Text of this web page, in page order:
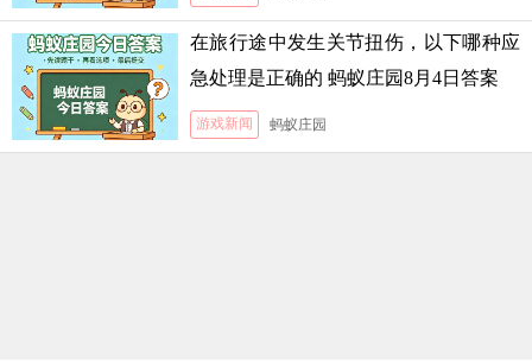
在旅行途中发生关节扭伤，以下哪种应
急处理是正确的 蚂蚁庄园8月4日答案
游戏新闻 蚂蚁庄园